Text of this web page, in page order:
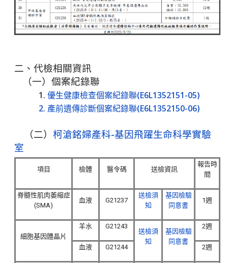
二、代檢相關資訊
（一）個案紀錄聯
1. 優生健康檢查個案紀錄聯(E6L1352151-05)
‍ 2. 產前遺傳診斷個案紀錄聯(E6L1352150-06)
（二） 柯滄銘婦產科-基因飛躍生命科學實驗
室
項目 檢體 醫令碼 送檢資訊
報告時
間
脊髓性肌肉萎縮症
(SMA)
血液 G21237
送檢須
知
基因檢驗
同意書
1週
細胞基因體晶片
羊水 G21243
送檢須
知
基因檢驗
同意書
2週
血液 G21244 2週